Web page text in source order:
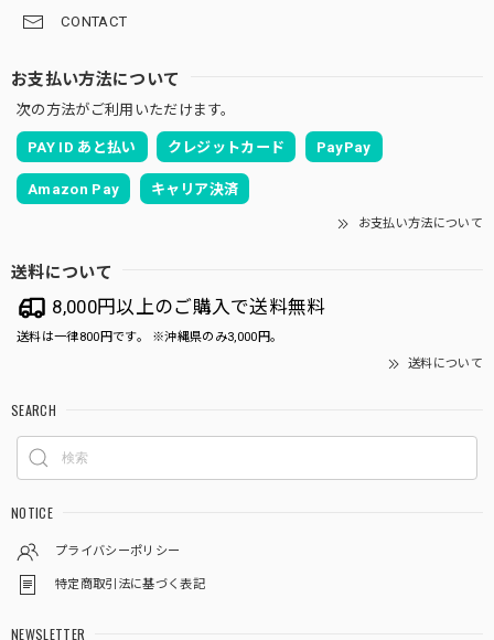
CONTACT
お支払い方法について
次の方法がご利用いただけます。
PAY ID あと払い クレジットカード PayPay
Amazon Pay キャリア決済
お支払い方法について
送料について
8,000円以上のご購入で送料無料
送料は一律800円です。 ※沖縄県のみ3,000円。
送料について
SEARCH
NOTICE
プライバシーポリシー
特定商取引法に基づく表記
NEWSLETTER